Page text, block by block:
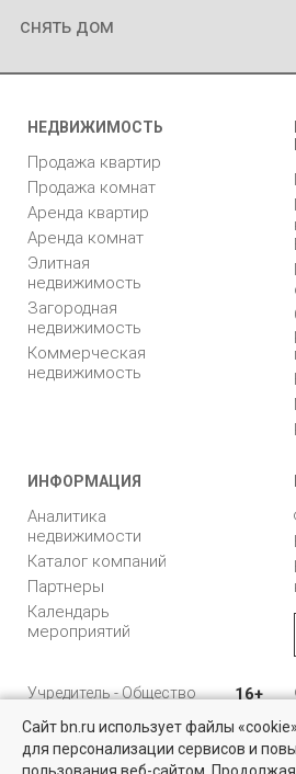
Найти квартиру - это просто!
снять дом
НЕДВИЖИМОСТЬ
Продажа квартир
Продажа комнат
Аренда квартир
Аренда комнат
Элитная
недвижимость
Загородная
недвижимость
Коммерческая
недвижимость
ИНФОРМАЦИЯ
Аналитика
недвижимости
Каталог компаний
Партнеры
Календарь
мероприятий
Учредитель - Общество
ответственностью
"Управляющая
компания "Бюллетень
16+
Сайт bn.ru использует файлы
для персонализации сервисов и